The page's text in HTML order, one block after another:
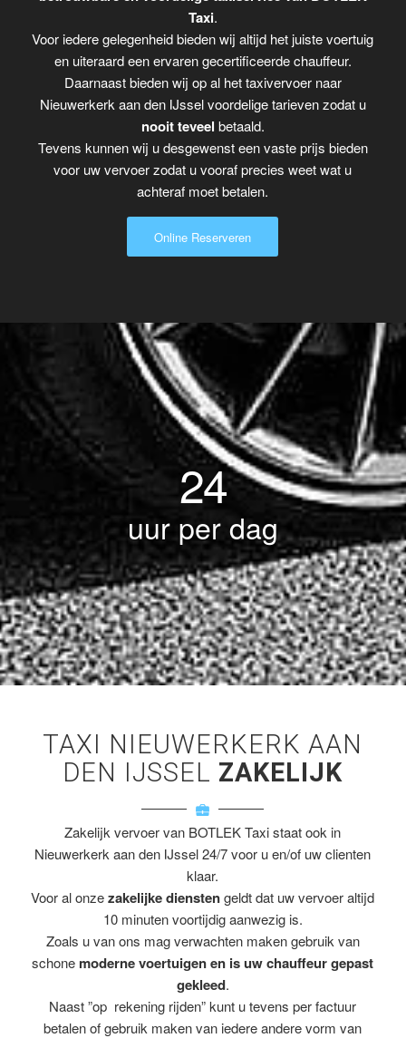
Taxi.
Voor iedere gelegenheid bieden wij altijd het juiste voertuig
en uiteraard een ervaren gecertificeerde chauffeur.
Daarnaast bieden wij op al het taxivervoer naar
Nieuwerkerk aan den IJssel voordelige tarieven zodat u
nooit teveel betaald.
Tevens kunnen wij u desgewenst een vaste prijs bieden
voor uw vervoer zodat u vooraf precies weet wat u
achteraf moet betalen.
Online Reserveren
24
uur per dag
TAXI NIEUWERKERK AAN
DEN IJSSEL ZAKELIJK
Zakelijk vervoer van BOTLEK Taxi staat ook in
Nieuwerkerk aan den IJssel 24/7 voor u en/of uw clienten
klaar.
Voor al onzezakelijke dienstengeldt dat uw vervoer altijd
10 minuten voortijdig aanwezig is.
Zoals u van ons mag verwachten maken gebruik van
schone moderne voertuigen en is uw chauffeur gepast
gekleed.
Naast ”op rekening rijden” kunt u tevens per factuur
betalen of gebruik maken van iedere andere vorm van